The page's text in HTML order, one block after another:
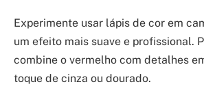
Experimente usar lápis de cor em
um efeito mais suave e profissional.
combine o vermelho com detalhes
toque de cinza ou dourado.